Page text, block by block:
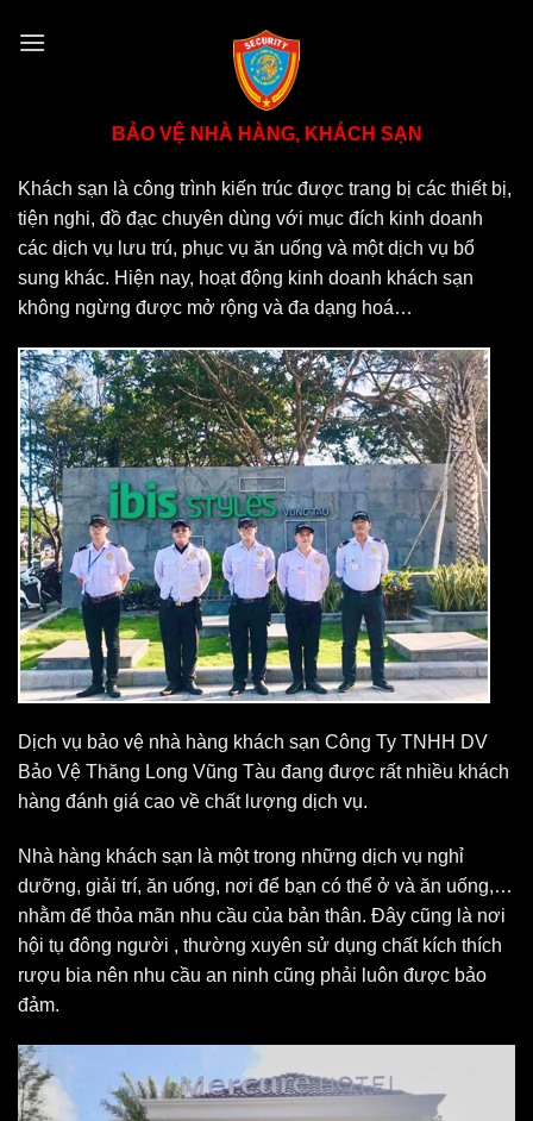
BẢO VỆ NHÀ HÀNG, KHÁCH SẠN
Khách sạn là công trình kiến trúc được trang bị các thiết bị,
tiện nghi, đồ đạc chuyên dùng với mục đích kinh doanh
các dịch vụ lưu trú, phục vụ ăn uống và một dịch vụ bổ
sung khác. Hiện nay, hoạt động kinh doanh khách sạn
không ngừng được mở rộng và đa dạng hoá…
Dịch vụ bảo vệ nhà hàng khách sạn Công Ty TNHH DV
Bảo Vệ Thăng Long Vũng Tàu đang được rất nhiều khách
hàng đánh giá cao về chất lượng dịch vụ.
Nhà hàng khách sạn là một trong những dịch vụ nghỉ
dưỡng, giải trí, ăn uống, nơi để bạn có thể ở và ăn uống,…
nhằm để thỏa mãn nhu cầu của bản thân. Đây cũng là nơi
hội tụ đông người , thường xuyên sử dụng chất kích thích
rượu bia nên nhu cầu an ninh cũng phải luôn được bảo
đảm.